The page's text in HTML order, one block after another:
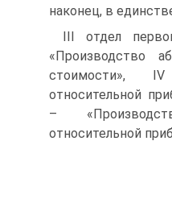
наконец, в
III отдел
«Производство
стоимости»,
относительной
–
относительной